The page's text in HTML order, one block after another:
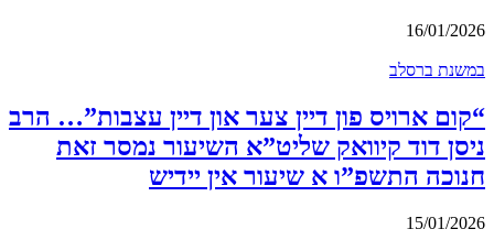
16/01/2026
במשנת ברסלב
“קום ארויס פון דיין צער און דיין עצבות”… הרב
ניסן דוד קיוואק שליט”א השיעור נמסר זאת
חנוכה התשפ”ו א שיעור אין יידיש
15/01/2026